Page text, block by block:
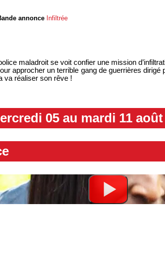
annonce Infiltrée
maladroit se voit confier une mission
approcher un terrible gang de guerrières dirigé
va réaliser son rêve !
05 au mardi 11 août